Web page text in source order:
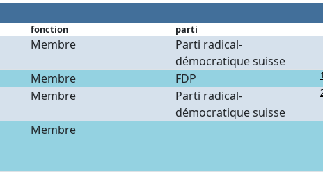
fonction parti
Membre
Parti radical-
démocratique suisse
Membre FDP
Membre
Parti radical-
démocratique suisse
Membre